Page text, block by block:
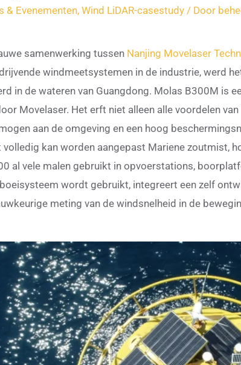
& Evenementen,Wind LiDAR-casestudy / Door
samenwerking tussen Nanjing Movelaser
windmeetsystemen in de industrie, werd
in de wateren van Guangdong. Molas B300M is
Movelaser. Het erft niet alleen alle voordelen
aan de omgeving en een hoog
kan worden aangepast Mariene zoutmist,
al vele malen gebruikt in opvoerstations,
wordt gebruikt, integreert een zelf
meting van de windsnelheid in de